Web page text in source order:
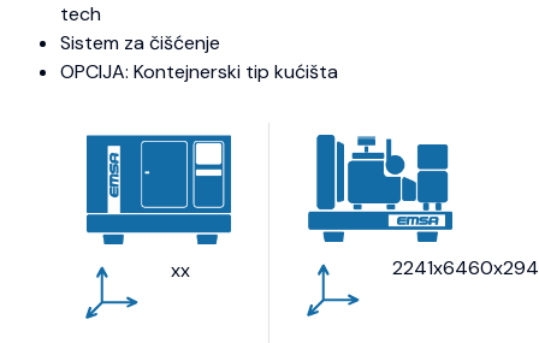
tech
Sistem za čišćenje
OPCIJA: Kontejnerski tip kućišta
xx